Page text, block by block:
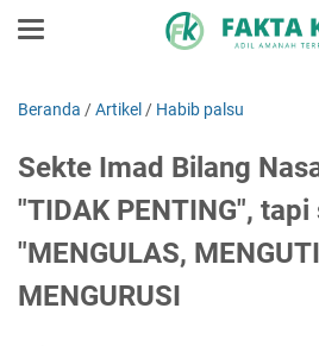
Beranda /Artikel / Habib palsu
Sekte Imad Bilang
"TIDAK PENTING", tapi
"MENGULAS,
MENGURUSI